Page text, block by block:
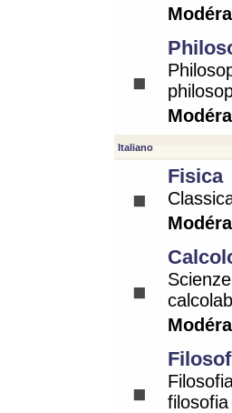
Italiano
Fisica